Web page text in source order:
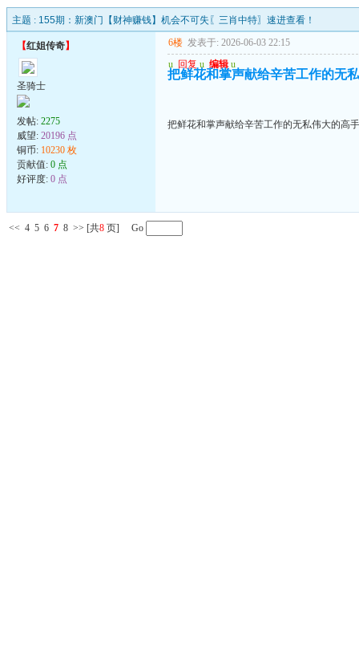
主题 : 155期：新澳门【财神赚钱】机会不可失〖三肖中特〗速进查看！
【红姐传奇】
圣骑士
发帖: 2275
威望: 20196 点
铜币: 10230 枚
贡献值: 0 点
好评度: 0 点
6楼 发表于: 2026-06-03 22:15
u 回复 u 编辑 u
把鲜花和掌声献给辛苦工作的无
把鲜花和掌声献给辛苦工作的无私伟大的高
<< 4 5 6 7 8 >> [共8 页] Go